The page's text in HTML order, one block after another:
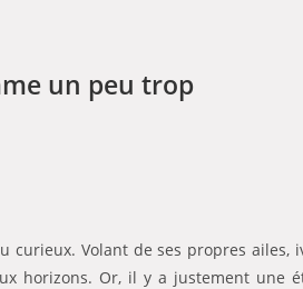
un peu trop
curieux. Volant de ses propres ailes,
horizons. Or, il y a justement une